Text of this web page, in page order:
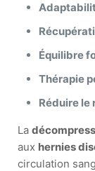
Équilibre
Thérapie
Réduire le
La
aux hernies
circulation